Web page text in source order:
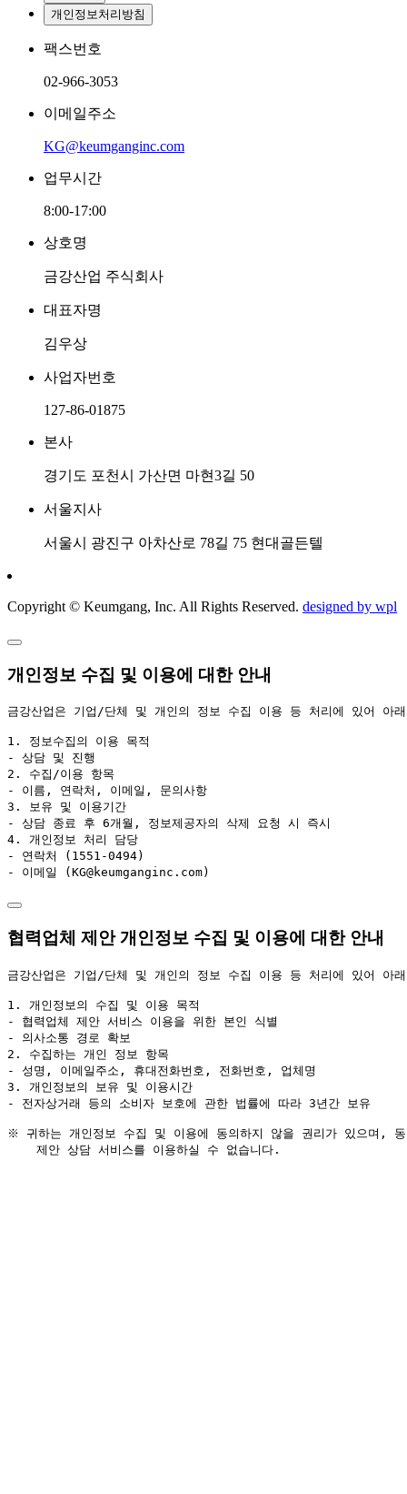
개인정보처리방침
팩스번호
02-966-3053
이메일주소
KG@keumganginc.com
업무시간
8:00-17:00
상호명
금강산업 주식회사
대표자명
김우상
사업자번호
127-86-01875
본사
경기도 포천시 가산면 마현3길 50
서울지사
서울시 광진구 아차산로 78길 75 현대골든텔
Copyright © Keumgang, Inc. All Rights Reserved. designed by wpl
개인정보 수집 및 이용에 대한 안내
금강산업은 기업/단체 및 개인의 정보 수집 이용 등 처리에 있어 아
1. 정보수집의 이용 목적
- 상담 및 진행
2. 수집/이용 항목
- 이름, 연락처, 이메일, 문의사항
3. 보유 및 이용기간
- 상담 종료 후 6개월, 정보제공자의 삭제 요청 시 즉시
4. 개인정보 처리 담당
- 연락처 (1551-0494)
- 이메일 (KG@keumganginc.com)
협력업체 제안 개인정보 수집 및 이용에 대한 안내
금강산업은 기업/단체 및 개인의 정보 수집 이용 등 처리에 있어 아
1. 개인정보의 수집 및 이용 목적
- 협력업체 제안 서비스 이용을 위한 본인 식별
- 의사소통 경로 확보
2. 수집하는 개인 정보 항목
- 성명, 이메일주소, 휴대전화번호, 전화번호, 업체명
- 전자상거래 등의 소비자 보호에 관한 법률에 따라 3년간 보유
※ 귀하는 개인정보 수집 및 이용에 동의하지 않을 권리가 있으며,
    제안 상담 서비스를 이용하실 수 없습니다.